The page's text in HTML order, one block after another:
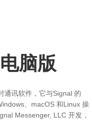
脑版
通讯软件，它与Signal 的
、macOS 和Linux 操
Messenger, LLC 开发，